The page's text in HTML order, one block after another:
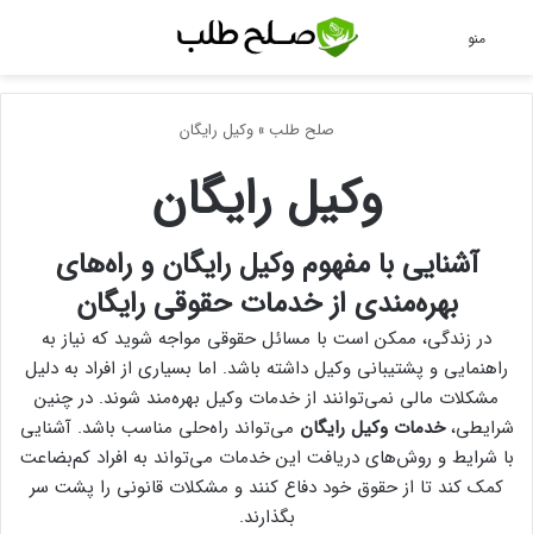
منو
صلح طلب » وکیل رایگان
وکیل رایگان
آشنایی با مفهوم وکیل رایگان و راه‌های
بهره‌مندی از خدمات حقوقی رایگان
در زندگی، ممکن است با مسائل حقوقی مواجه شوید که نیاز به
راهنمایی و پشتیبانی وکیل داشته باشد. اما بسیاری از افراد به دلیل
مشکلات مالی نمی‌توانند از خدمات وکیل بهره‌مند شوند. در چنین
شرایطی،خدمات وکیل رایگان می‌تواند راه‌حلی مناسب باشد. آشنایی
با شرایط و روش‌های دریافت این خدمات می‌تواند به افراد کم‌بضاعت
کمک کند تا از حقوق خود دفاع کنند و مشکلات قانونی را پشت سر
بگذارند.